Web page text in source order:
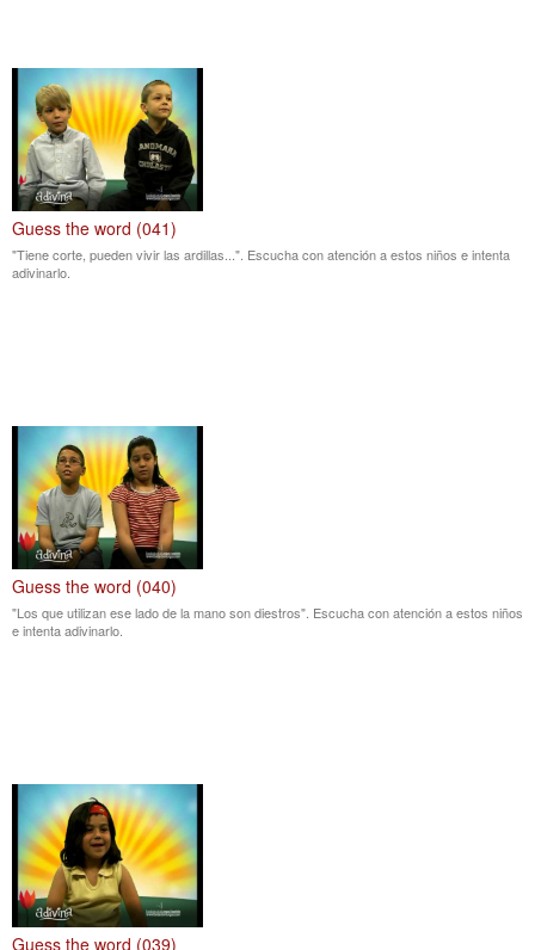
Guess the word (041)
"Tiene corte, pueden vivir las ardillas...". Escucha con atención a estos niños e intenta
adivinarlo.
Guess the word (040)
"Los que utilizan ese lado de la mano son diestros". Escucha con atención a estos niños
e intenta adivinarlo.
Guess the word (039)